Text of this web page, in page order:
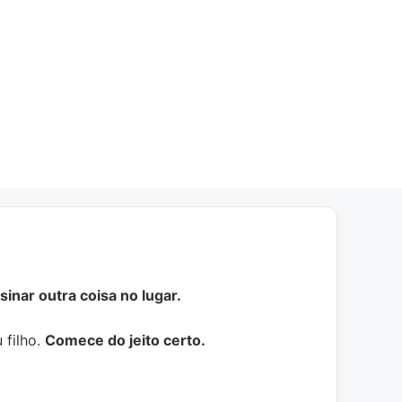
outra coisa no lugar.
filho. Comece do jeito certo.